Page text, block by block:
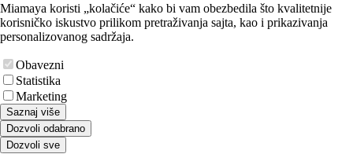
Miamaya koristi „kolačiće“ kako bi vam obezbedila što kvalitetnije
korisničko iskustvo prilikom pretraživanja sajta, kao i prikazivanja
personalizovanog sadržaja.
Obavezni
Statistika
Marketing
Saznaj više
Dozvoli odabrano
Dozvoli sve